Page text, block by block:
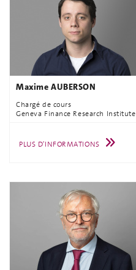
Maxime AUBERSON
Chargé de cours
Geneva Finance Research Institute
PLUS D'INFORMATIONS